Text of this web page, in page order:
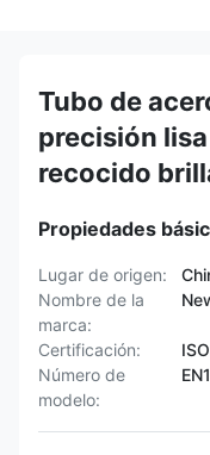
Tubo de
precisión
recocido
Propiedades
Lugar de origen:
Nombre de la
marca:
Certificación:
Número de
modelo: